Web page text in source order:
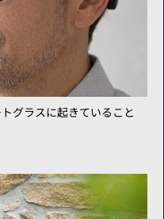
グラスに起きていること